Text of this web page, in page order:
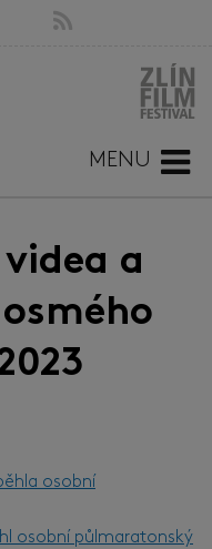
MENU
a
osobní
osobní půlmaratonský